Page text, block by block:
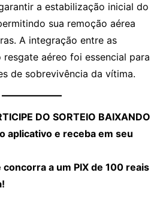
a estabilização inicial do
sua remoção aérea
A integração entre as
aéreo foi essencial para
de sobrevivência da vítima.
DO SORTEIO BAIXANDO
aplicativo e receba em seu
concorra a um PIX de 100 reais